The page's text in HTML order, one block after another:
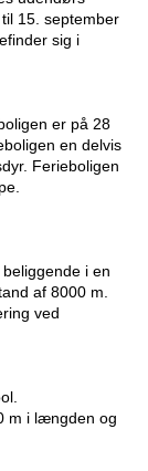
15. september
sig i
er på 28
en delvis
Ferieboligen
i en
af 8000 m.
ved
m i længden og